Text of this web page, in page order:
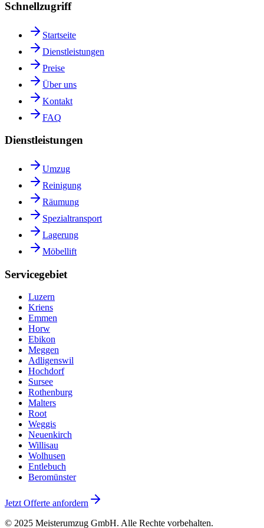
Schnellzugriff
Startseite
Dienstleistungen
Preise
Über uns
Kontakt
FAQ
Dienstleistungen
Umzug
Reinigung
Räumung
Spezialtransport
Lagerung
Möbellift
Servicegebiet
Luzern
Kriens
Emmen
Horw
Ebikon
Meggen
Adligenswil
Hochdorf
Sursee
Rothenburg
Malters
Root
Weggis
Neuenkirch
Willisau
Wolhusen
Entlebuch
Beromünster
Jetzt Offerte anfordern
© 2025 Meisterumzug GmbH. Alle Rechte vorbehalten.